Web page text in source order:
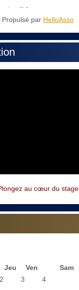
Propulsé par HelloAsso
au cœur du stage
Jeu Ven Sam
2 3 4